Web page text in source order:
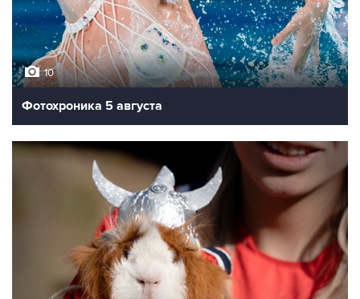
10
Фотохроника 5 августа